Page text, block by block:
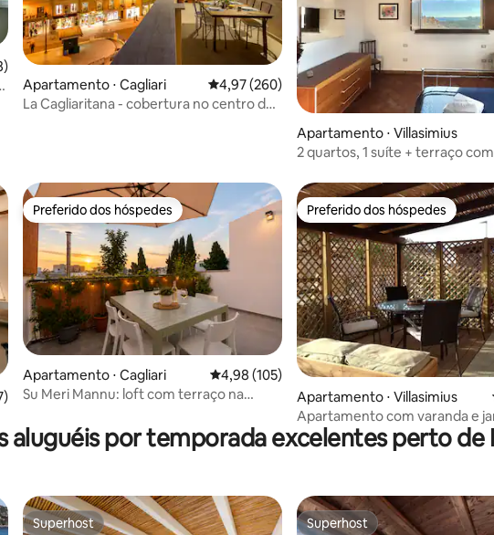
avaliação média de 5, 198 avaliações
Apartamento ⋅ Cagliari 4,97 de uma avaliação média de 5, 260
4,97 (260)
La Cagliaritana - cobertura no centro da
Apartamento ⋅ Villasimius
2 quartos, 1 suíte + terraço
avaliação média de 5, 127 avaliações
Preferido dos hóspedes
Preferido dos hóspedes
Apartamento ⋅ Cagliari 4,98 de uma avaliação média de 5, 105
4,98 (105)
Su Meri Mannu: loft com terraço na
Preferido dos hóspedes
Preferido dos hóspedes
Apartamento ⋅ Villasimius
Apartamento com varanda e
aluguéis por temporada excelentes perto de
Superhost
Superhost Superhost
Superhost